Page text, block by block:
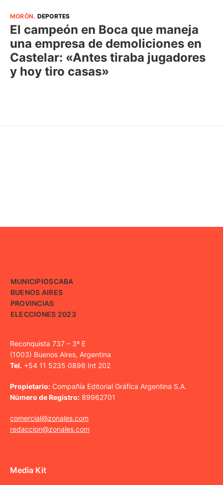
MORÓN. DEPORTES
El campeón en Boca que maneja
una empresa de demoliciones en
Castelar: «Antes tiraba jugadores
y hoy tiro casas»
MUNICIPIOSCABA
BUENOS AIRES
PROVINCIAS
ELECCIONES 2023
Reconquista 737 – 3º E
(1003) Buenos Aires, Argentina
Tel. +54 11 5235 0896 Int 202
Propietario: Compañía Editorial Gráfica Argentina S.A.
Número de Registro: 89962701
comercial@zonales.com
redaccion@zonales.com
Media Kit